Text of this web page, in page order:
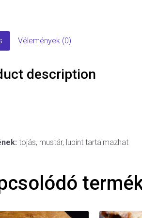
Vélemények (0)
description
tojás, mustár, lupint tartalmazhat